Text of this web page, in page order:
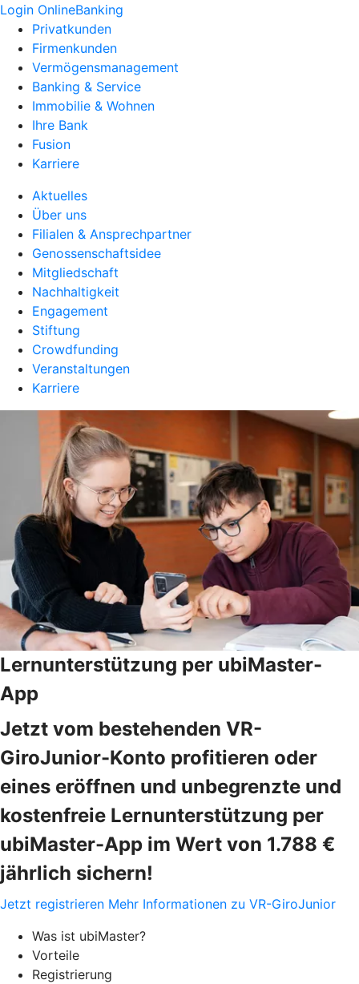
Login OnlineBanking
Privatkunden
Firmenkunden
Vermögensmanagement
Banking & Service
Immobilie & Wohnen
Ihre Bank
Fusion
Karriere
Aktuelles
Über uns
Filialen & Ansprechpartner
Genossenschaftsidee
Mitgliedschaft
Nachhaltigkeit
Engagement
Stiftung
Crowdfunding
Veranstaltungen
Karriere
Lernunterstützung per ubiMaster-
App
Jetzt vom bestehenden VR-
GiroJunior-Konto profitieren oder
eines eröffnen und unbegrenzte und
kostenfreie Lernunterstützung per
ubiMaster-App im Wert von 1.788 €
jährlich sichern!
Jetzt registrieren Mehr Informationen zu VR-GiroJunior
Was ist ubiMaster?
Vorteile
Registrierung